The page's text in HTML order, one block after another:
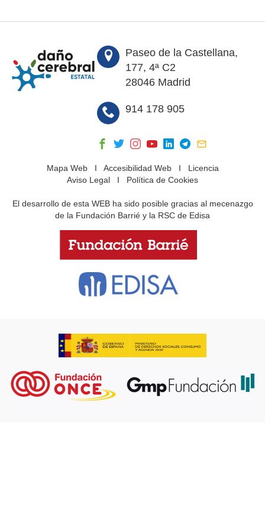
Paseo de la Castellana,
177, 4ª C2
28046 Madrid
914 178 905
Mapa WebI Accesibilidad WebI Licencia
Aviso Legal I Política de Cookies
El desarrollo de esta WEB ha sido posible gracias al mecenazgo
de la Fundación Barrié y la RSC de Edisa